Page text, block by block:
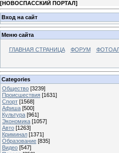
[НОВОСПАССКИЙ ПОРТАЛ]
Вход на сайт
Меню сайта
ГЛАВНАЯ СТРАНИЦА ФОРУМ
Categories
Общество [3239]
Происшествия [1631]
Спорт [1568]
Афиша [500]
Культура [961]
Экономика [1057]
Авто [1263]
Криминал [1371]
Образование [835]
Видео [547]